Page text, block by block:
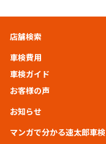
店舗検索
車検費用
車検ガイド
お客様の声
お知らせ
マンガで分かる速太郎車検